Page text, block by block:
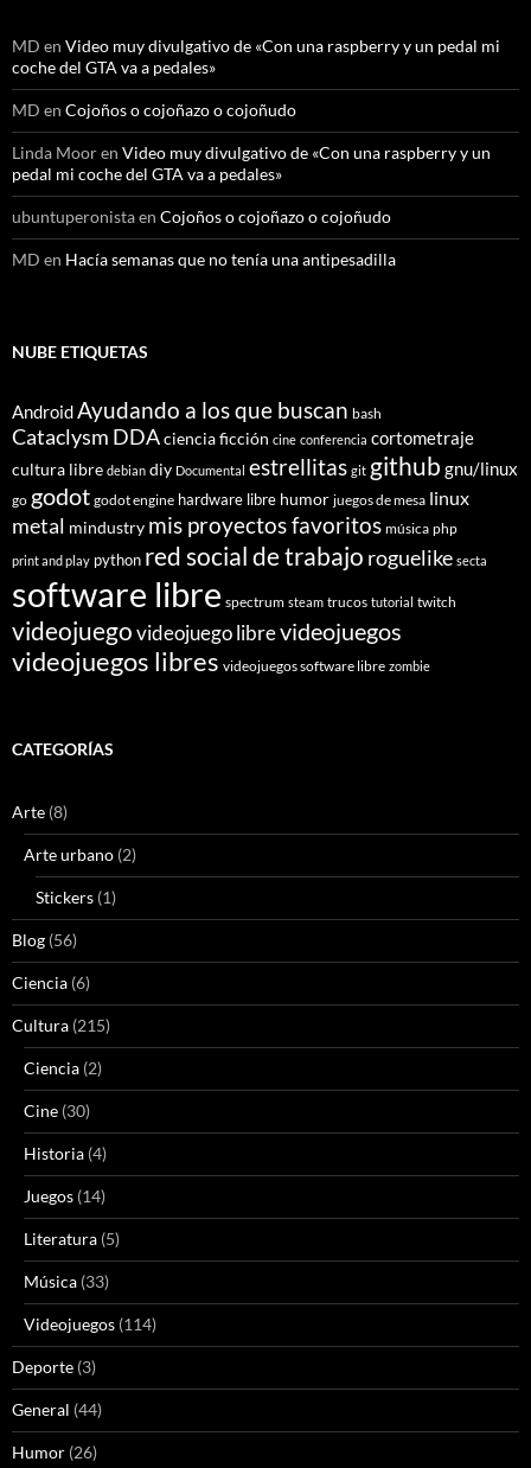
MD en Video muy divulgativo de «Con una raspberry y un pedal mi
coche del GTA va a pedales»
MD en Cojoños o cojoñazo o cojoñudo
Linda Mooren Video muy divulgativo de «Con una raspberry y un
pedal mi coche del GTA va a pedales»
ubuntuperonistaen Cojoños o cojoñazo o cojoñudo
MD en Hacía semanas que no tenía una antipesadilla
NUBE ETIQUETAS
AndroidAyudando a los que buscan bash
Cataclysm DDAciencia ficción cine conferencia cortometraje
cultura libre debian diy Documental estrellitas git github gnu/linux
go godot godot engine hardware libre humor juegos de mesa linux
metal mindustry mis proyectos favoritos música php
print and play python red social de trabajo roguelike secta
software libre spectrum steam trucos tutorial twitch
videojuegovideojuego librevideojuegos
videojuegos libres videojuegos software libre zombie
CATEGORÍAS
Arte (8)
Arte urbano (2)
Stickers (1)
Blog (56)
Ciencia (6)
Cultura (215)
Ciencia (2)
Cine (30)
Historia (4)
Juegos (14)
Literatura (5)
Música (33)
Videojuegos (114)
Deporte (3)
General (44)
Humor (26)